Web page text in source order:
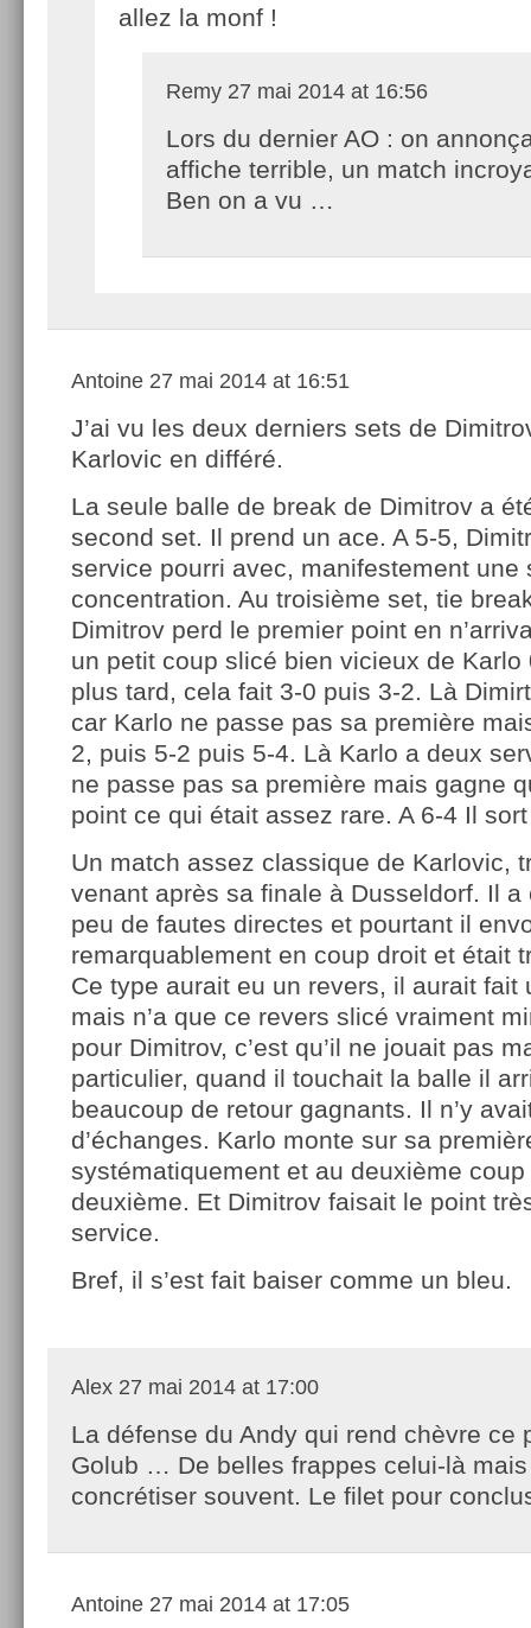
allez la monf !
Remy 27 mai 2014 at 16:56
Lors du dernier AO : on
affiche terrible, un match
Ben on a vu …
Antoine 27 mai 2014 at 16:51
J’ai vu les deux derniers sets de
Karlovic en différé.
La seule balle de break de Dimitrov a
second set. Il prend un ace. A 5-5,
service pourri avec, manifestement une
concentration. Au troisième set, tie
Dimitrov perd le premier point en
un petit coup slicé bien vicieux de
plus tard, cela fait 3-0 puis 3-2. Là
car Karlo ne passe pas sa première
2, puis 5-2 puis 5-4. Là Karlo a deux
ne passe pas sa première mais gagne
point ce qui était assez rare. A 6-4 Il
Un match assez classique de Karlovic,
venant après sa finale à Dusseldorf. Il a
peu de fautes directes et pourtant il
remarquablement en coup droit et était
Ce type aurait eu un revers, il aurait fait
mais n’a que ce revers slicé vraiment
pour Dimitrov, c’est qu’il ne jouait pas
particulier, quand il touchait la balle il
beaucoup de retour gagnants. Il n’y
d’échanges. Karlo monte sur sa
systématiquement et au deuxième
deuxième. Et Dimitrov faisait le point
service.
Bref, il s’est fait baiser comme un bleu.
Alex 27 mai 2014 at 17:00
La défense du Andy qui rend chèvre ce
Golub … De belles frappes celui-là
concrétiser souvent. Le filet pour
Antoine 27 mai 2014 at 17:05